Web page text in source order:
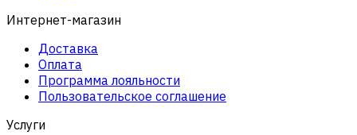
Интернет-магазин
Доставка
Оплата
Программа лояльности
Пользовательское соглашение
Услуги